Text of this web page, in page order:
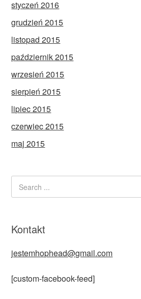
styczeń 2016
grudzień 2015
listopad 2015
październik 2015
wrzesień 2015
sierpień 2015
lipiec 2015
czerwiec 2015
maj 2015
Kontakt
jestemhophead@gmail.com
[custom-facebook-feed]